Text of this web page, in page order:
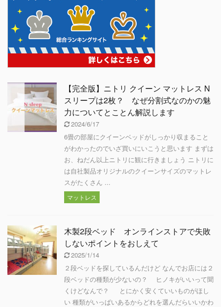
【完全版】ニトリ クイーン マットレス N
スリープは2枚？ なぜ分割式なのかの魅
力についてとことん解説します
2024/6/17
6畳の部屋にクイーンベッドがしっかり収まること
がわかったのでいざ買いにいこうと思います まずは
お、ねだん以上ニトリに観に行きましょう ニトリに
は自社製品オリジナルのクイーンサイズのマットレ
スがたくさん ...
マットレス
木製2段ベッド オンラインストアで失敗
しないポイントをおしえて
2025/1/14
２段ベッドを探しているんだけど なんでお店には２
段ベッドの種類が少ないの？ ヒノキがいいって聞
くけどなんで？ とにかく安くていいものがほし
い 種類がいっぱいあるからどれを選んだらいいかわ